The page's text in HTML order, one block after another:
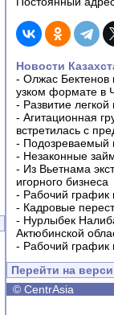
Новости
- Олжас Бектенов
узком формате в
- Развитие
- Агитационная
встретилась с
- Подозреваемый
- Незаконные
- Из Вьетнама
игорного бизнеса
- Рабочий график
- Кадровые
- Нурлыбек
Актюбинской
- Рабочий график
Перейти на
© CentrAsia